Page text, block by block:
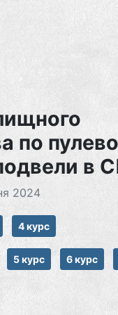
по
в
2024
4 курс
5 курс 6 курс